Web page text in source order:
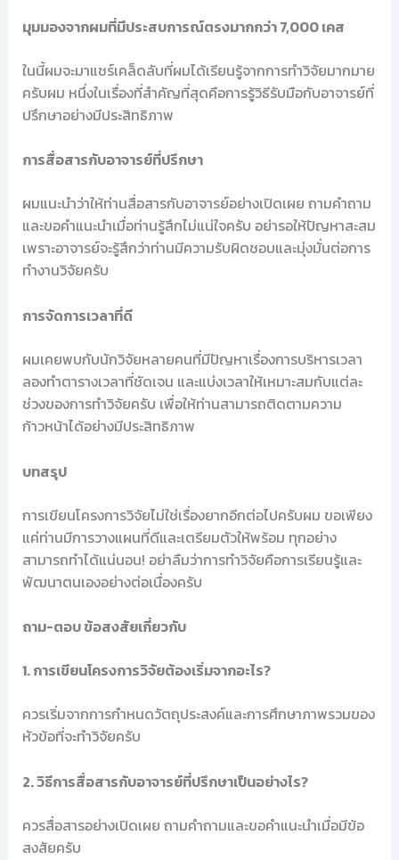
มุมมองจากผมที่มีประสบการณ์ตรงมากกว่า 7,000 เคส
ในนี้ผมจะมาแชร์เคล็ดลับที่ผมได้เรียนรู้จากการทำวิจัยมากมาย
ครับผม หนึ่งในเรื่องที่สำคัญที่สุดคือการรู้วิธีรับมือกับอาจารย์ที่
ปรึกษาอย่างมีประสิทธิภาพ
การสื่อสารกับอาจารย์ที่ปรึกษา
ผมแนะนำว่าให้ท่านสื่อสารกับอาจารย์อย่างเปิดเผย ถามคำถาม
และขอคำแนะนำเมื่อท่านรู้สึกไม่แน่ใจครับ อย่ารอให้ปัญหาสะสม
เพราะอาจารย์จะรู้สึกว่าท่านมีความรับผิดชอบและมุ่งมั่นต่อการ
ทำงานวิจัยครับ
การจัดการเวลาที่ดี
ผมเคยพบกับนักวิจัยหลายคนที่มีปัญหาเรื่องการบริหารเวลา
ลองทำตารางเวลาที่ชัดเจน และแบ่งเวลาให้เหมาะสมกับแต่ละ
ช่วงของการทำวิจัยครับ เพื่อให้ท่านสามารถติดตามความ
ก้าวหน้าได้อย่างมีประสิทธิภาพ
บทสรุป
การเขียนโครงการวิจัยไม่ใช่เรื่องยากอีกต่อไปครับผม ขอเพียง
แค่ท่านมีการวางแผนที่ดีและเตรียมตัวให้พร้อม ทุกอย่าง
สามารถทำได้แน่นอน! อย่าลืมว่าการทำวิจัยคือการเรียนรู้และ
พัฒนาตนเองอย่างต่อเนื่องครับ
ถาม-ตอบ ข้อสงสัยเกี่ยวกับ
1. การเขียนโครงการวิจัยต้องเริ่มจากอะไร?
ควรเริ่มจากการกำหนดวัตถุประสงค์และการศึกษาภาพรวมของ
หัวข้อที่จะทำวิจัยครับ
2. วิธีการสื่อสารกับอาจารย์ที่ปรึกษาเป็นอย่างไร?
ควรสื่อสารอย่างเปิดเผย ถามคำถามและขอคำแนะนำเมื่อมีข้อ
สงสัยครับ